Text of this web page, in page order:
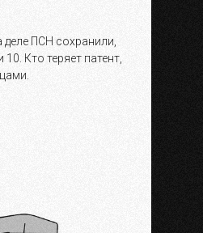
ПСН сохранили,
Кто теряет патент,